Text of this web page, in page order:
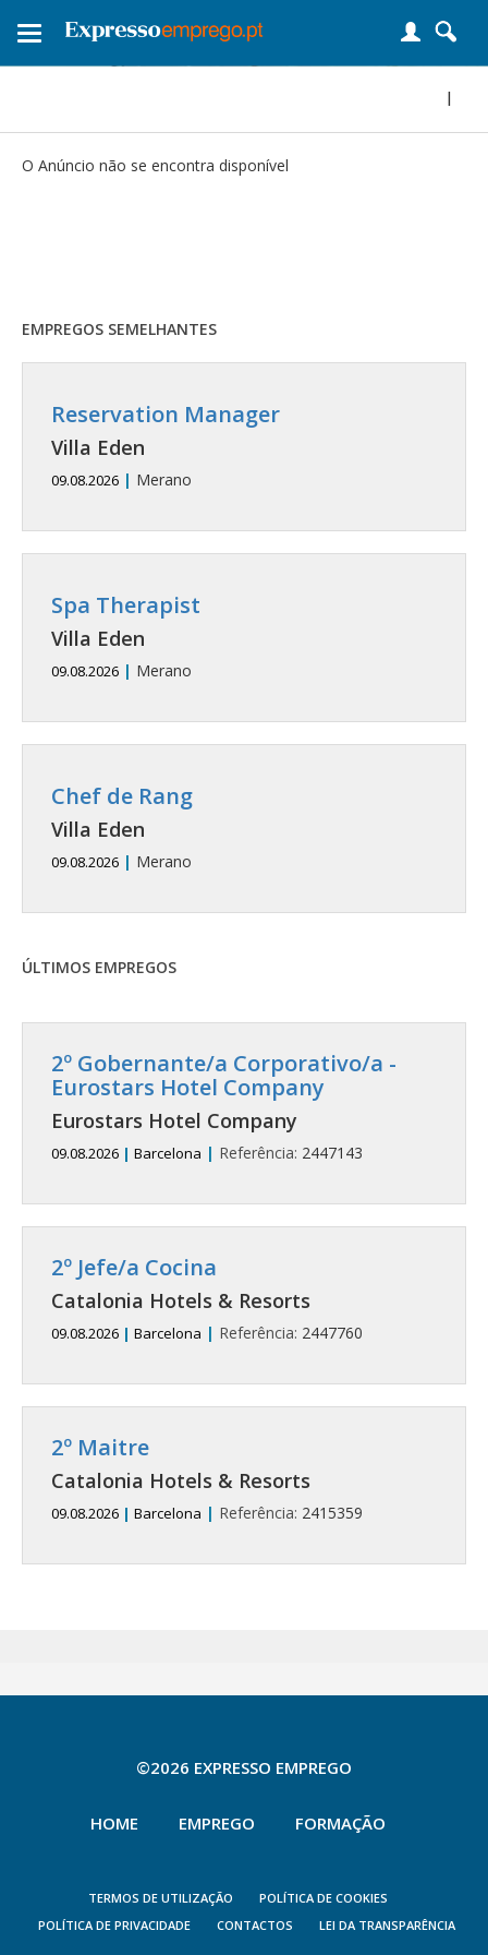
Toggle
|
O Anúncio não se encontra disponível
EMPREGOS SEMELHANTES
Reservation Manager
Villa Eden
09.08.2026 | Merano
Spa Therapist
Villa Eden
09.08.2026 | Merano
Chef de Rang
Villa Eden
09.08.2026 | Merano
ÚLTIMOS EMPREGOS
2º Gobernante/a Corporativo/a -
Eurostars Hotel Company
Eurostars Hotel Company
09.08.2026 | Barcelona | Referência: 2447143
2º Jefe/a Cocina
Catalonia Hotels & Resorts
09.08.2026 | Barcelona | Referência: 2447760
2º Maitre
Catalonia Hotels & Resorts
09.08.2026 | Barcelona | Referência: 2415359
©2026 EXPRESSO EMPREGO
HOME EMPREGO FORMAÇÃO
TERMOS DE UTILIZAÇÃO
POLÍTICA DE COOKIES
POLÍTICA DE PRIVACIDADE
CONTACTOS LEI DA TRANSPARÊNCIA